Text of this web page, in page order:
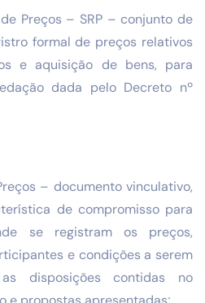
Preços – SRP – conjunto de
formal de preços relativos
e aquisição de bens, para
dada pelo Decreto nº
– documento vinculativo,
de compromisso para
se registram os preços,
e condições a serem
disposições contidas no